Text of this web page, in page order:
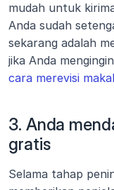
mudah untuk
Anda sudah
sekarang adalah
cara merevisi
3. Anda
gratis
Selama tahap